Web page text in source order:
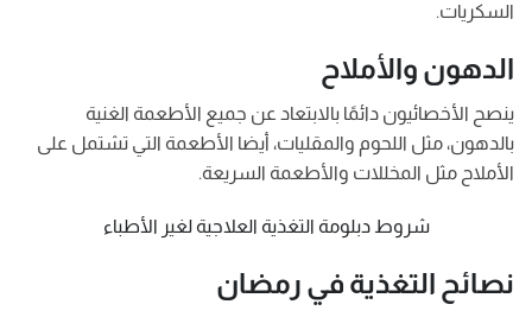
السكريات.
الدهون والأملاح
ينصح الأخصائيون دائمًا بالابتعاد عن جميع الأطعمة الغنية
بالدهون، مثل اللحوم والمقليات، أيضا الأطعمة التي تشتمل على
الأملاح مثل المخللات والأطعمة السريعة.
شروط دبلومة التغذية العلاجية لغير الأطباء
نصائح التغذية في رمضان